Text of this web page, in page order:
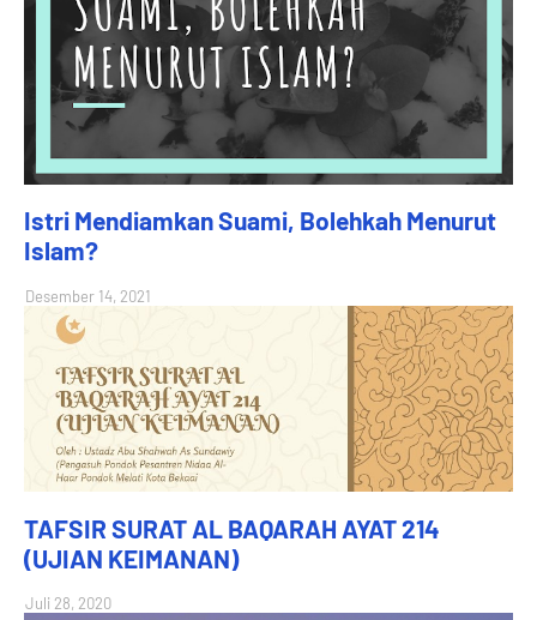
Istri Mendiamkan Suami, Bolehkah Menurut
Islam?
Desember 14, 2021
TAFSIR SURAT AL BAQARAH AYAT 214
(UJIAN KEIMANAN)
Juli 28, 2020